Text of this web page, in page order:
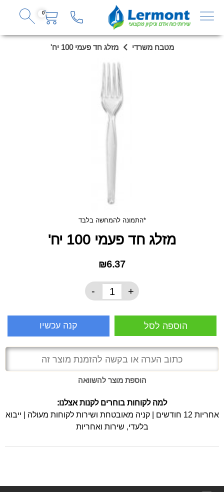
0
מטבח משרדי מזלג חד פעמי 100 יח'
מזלג חד פעמי 100 יח'
₪6.37
+
-
הוספה לסל קנה עכשיו
הוספת מוצר להשוואה
למה לקוחות בוחרים לקנות אצלנו:
אחריות 12 חודשים | קניה מאובטחת ושירות לקוחות מעולה | ייבוא
בלעדי, שירות ואחריות
*התמונה להמחשה בלבד